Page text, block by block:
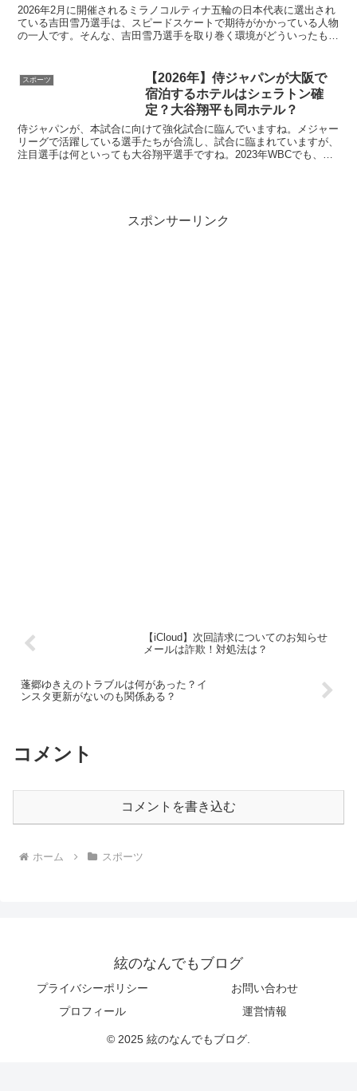
2026年2月に開催されるミラノコルティナ五輪の日本代表に選出され
ている吉田雪乃選手は、スピードスケートで期待がかかっている人物
の一人です。そんな、吉田雪乃選手を取り巻く環境がどういったもの
スポーツ
【2026年】侍ジャパンが大阪で
宿泊するホテルはシェラトン確
定？大谷翔平も同ホテル？
侍ジャパンが、本試合に向けて強化試合に臨んでいますね。メジャー
リーグで活躍している選手たちが合流し、試合に臨まれていますが、
注目選手は何といっても大谷翔平選手ですね。2023年WBCでも、大
スポンサーリンク
【iCloud】次回請求についてのお知らせ
メールは詐欺！対処法は？
蓬郷ゆきえのトラブルは何があった？イ
ンスタ更新がないのも関係ある？
コメント
コメントを書き込む
ホーム スポーツ
絃のなんでもブログ
プライバシーポリシー
お問い合わせ
プロフィール
運営情報
© 2025 絃のなんでもブログ.